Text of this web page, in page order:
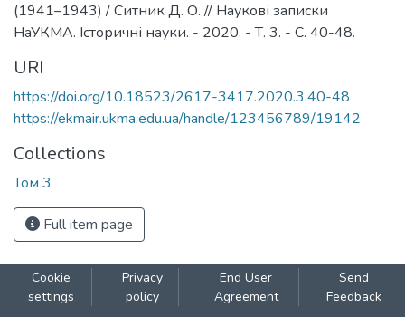
(1941–1943) / Ситник Д. О. // Наукові записки
НаУКМА. Історичні науки. - 2020. - Т. 3. - С. 40-48.
URI
https://doi.org/10.18523/2617-3417.2020.3.40-48
https://ekmair.ukma.edu.ua/handle/123456789/19142
Collections
Том 3
Full item page
Cookie
settings
Privacy
policy
End User
Agreement
Send
Feedback